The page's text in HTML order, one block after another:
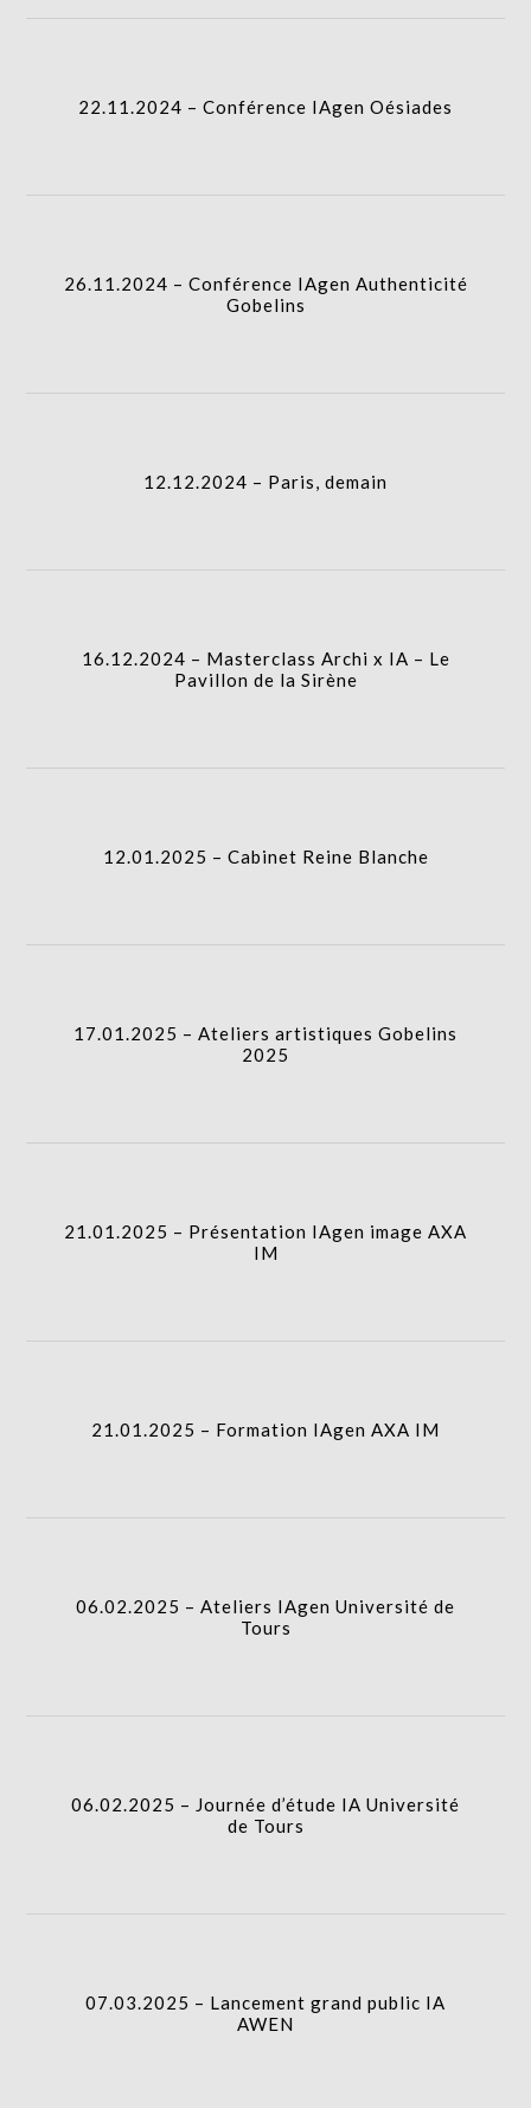
22.11.2024 – Conférence IAgen Oésiades
26.11.2024 – Conférence IAgen Authenticité
Gobelins
12.12.2024 – Paris, demain
16.12.2024 – Masterclass Archi x IA – Le
Pavillon de la Sirène
12.01.2025 – Cabinet Reine Blanche
17.01.2025 – Ateliers artistiques Gobelins
2025
21.01.2025 – Présentation IAgen image AXA
IM
21.01.2025 – Formation IAgen AXA IM
06.02.2025 – Ateliers IAgen Université de
Tours
06.02.2025 – Journée d’étude IA Université
de Tours
07.03.2025 – Lancement grand public IA
AWEN